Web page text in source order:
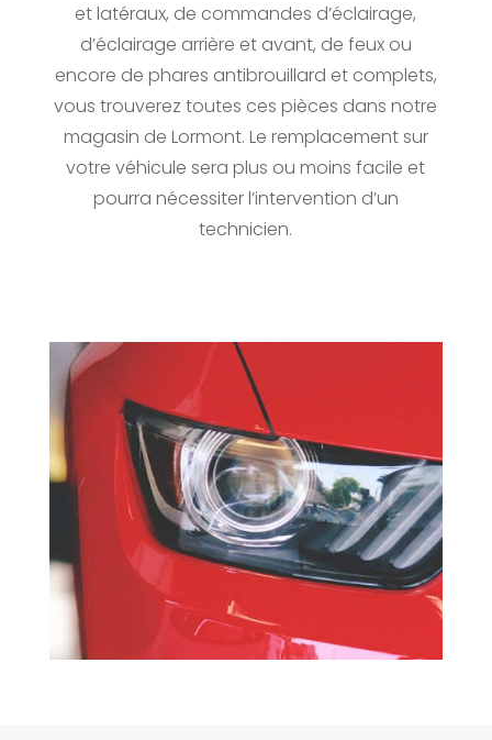
et latéraux, de commandes d’éclairage,
d’éclairage arrière et avant, de feux ou
encore de phares antibrouillard et complets,
vous trouverez toutes ces pièces dans notre
magasin de Lormont. Le remplacement sur
votre véhicule sera plus ou moins facile et
pourra nécessiter l’intervention d’un
technicien.